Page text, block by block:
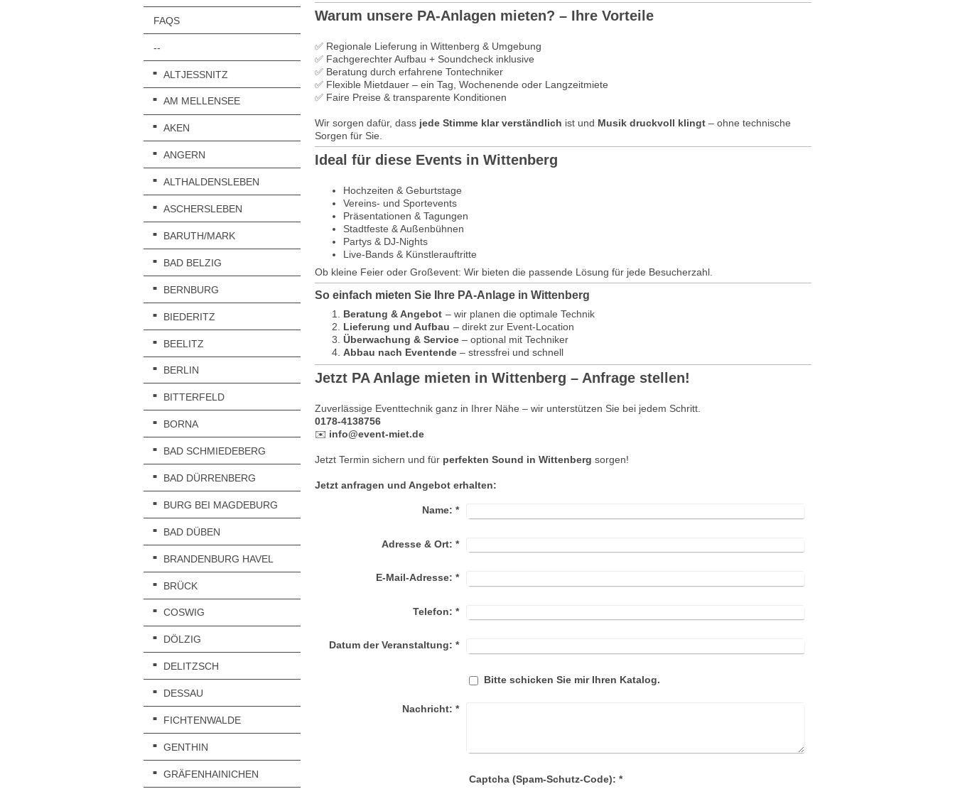
FAQS
--
ALTJESSNITZ
AM MELLENSEE
AKEN
ANGERN
ALTHALDENSLEBEN
ASCHERSLEBEN
BARUTH/MARK
BAD BELZIG
BERNBURG
BIEDERITZ
BEELITZ
BERLIN
BITTERFELD
BORNA
BAD SCHMIEDEBERG
BAD DÜRRENBERG
BURG BEI MAGDEBURG
BAD DÜBEN
BRANDENBURG HAVEL
BRÜCK
COSWIG
DÖLZIG
DELITZSCH
DESSAU
FICHTENWALDE
GENTHIN
GRÄFENHAINICHEN
Warum unsere PA-Anlagen mieten? – Ihre Vorteile
✅ Regionale Lieferung in Wittenberg & Umgebung
✅ Fachgerechter Aufbau + Soundcheck inklusive
✅ Beratung durch erfahrene Tontechniker
✅ Flexible Mietdauer – ein Tag, Wochenende oder Langzeitmiete
✅ Faire Preise & transparente Konditionen
Wir sorgen dafür, dass jede Stimme klar verständlich ist und Musik druckvoll klingt– ohne technische
Sorgen für Sie.
Ideal für diese Events in Wittenberg
Hochzeiten & Geburtstage
Vereins- und Sportevents
Präsentationen & Tagungen
Stadtfeste & Außenbühnen
Partys & DJ-Nights
Live-Bands & Künstlerauftritte
Ob kleine Feier oder Großevent: Wir bieten die passende Lösung für jede Besucherzahl.
So einfach mieten Sie Ihre PA-Anlage in Wittenberg
Beratung & Angebot – wir planen die optimale Technik
Lieferung und Aufbau – direkt zur Event-Location
Überwachung & Service– optional mit Techniker
Abbau nach Eventende– stressfrei und schnell
Jetzt PA Anlage mieten in Wittenberg – Anfrage stellen!
Zuverlässige Eventtechnik ganz in Ihrer Nähe – wir unterstützen Sie bei jedem Schritt.
0178-4138756
✉️ info@event-miet.de
Jetzt Termin sichern und für perfekten Sound in Wittenberg sorgen!
Jetzt anfragen und Angebot erhalten:
Name: *
Adresse & Ort: *
E-Mail-Adresse: *
Telefon: *
Datum der Veranstaltung: *
Bitte schicken Sie mir Ihren Katalog.
Nachricht: *
Captcha (Spam-Schutz-Code): *